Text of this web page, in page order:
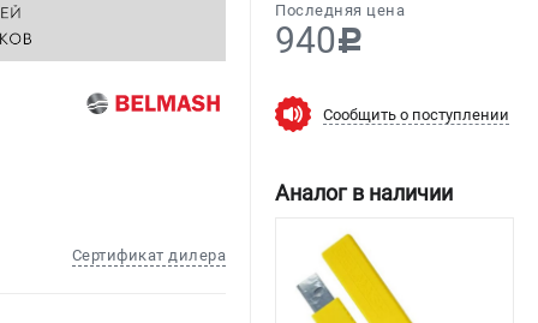
Сертификат дилера
Последняя цена
940c
Сообщить о поступлении
Аналог в наличии